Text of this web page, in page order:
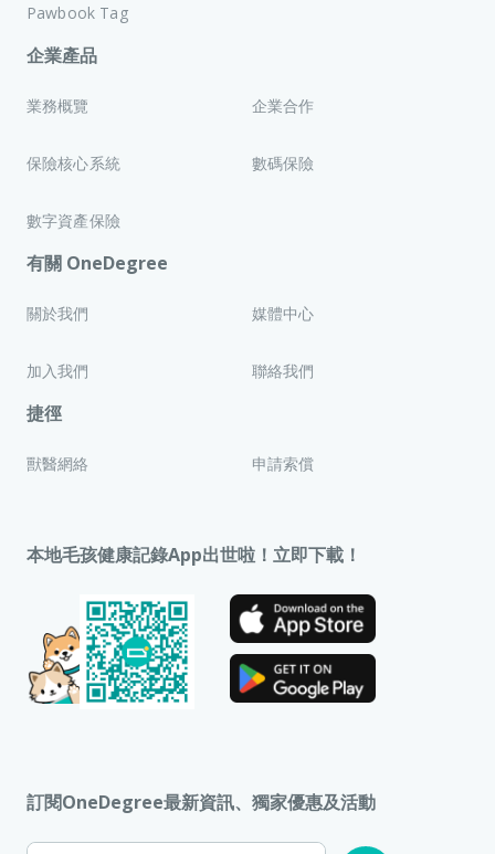
Pawbook Tag
企業產品
業務概覽 企業合作
保險核心系統 數碼保險
數字資產保險
有關 OneDegree
關於我們 媒體中心
加入我們 聯絡我們
捷徑
獸醫網絡 申請索償
本地毛孩健康記錄App出世啦！立即下載！
訂閱OneDegree最新資訊、獨家優惠及活動